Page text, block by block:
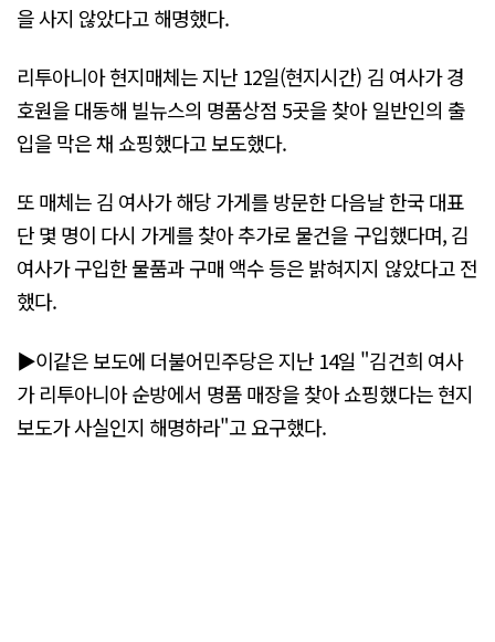
을 사지 않았다고 해명했다.
리투아니아 현지매체는 지난 12일(현지시간) 김 여사가 경
호원을 대동해 빌뉴스의 명품상점 5곳을 찾아 일반인의 출
입을 막은 채 쇼핑했다고 보도했다.
또 매체는 김 여사가 해당 가게를 방문한 다음날 한국 대표
단 몇 명이 다시 가게를 찾아 추가로 물건을 구입했다며, 김
여사가 구입한 물품과 구매 액수 등은 밝혀지지 않았다고 전
했다.
▶이같은 보도에 더불어민주당은 지난 14일 "김건희 여사
가 리투아니아 순방에서 명품 매장을 찾아 쇼핑했다는 현지
보도가 사실인지 해명하라"고 요구했다.